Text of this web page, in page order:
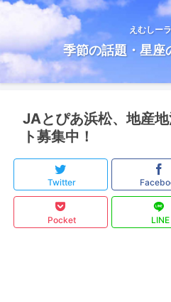
えむしー
季節の話題・星座
JAとぴあ浜松、地産
ト募集中！
Twitter
Pocket LINE